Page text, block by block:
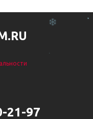
21-97